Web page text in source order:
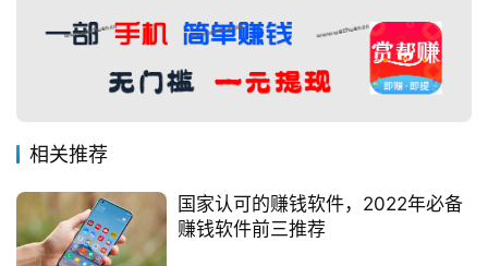
相关推荐
国家认可的赚钱软件，2022年必备
赚钱软件前三推荐